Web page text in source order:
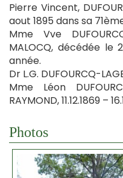
Pierre Vincent,
aout 1895 dans sa
Mme Vve
MALOCQ, décédée le
année.
Dr L.G. DUFOURCQ-
Mme Léon
RAYMOND, 11.12.1869 –
Photos